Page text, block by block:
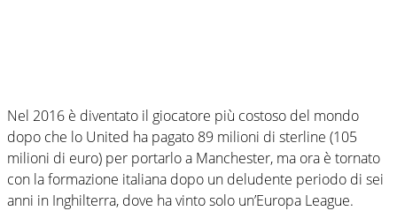
Nel 2016 è diventato il giocatore più costoso del mondo
dopo che lo United ha pagato 89 milioni di sterline (105
milioni di euro) per portarlo a Manchester, ma ora è tornato
con la formazione italiana dopo un deludente periodo di sei
anni in Inghilterra, dove ha vinto solo un’Europa League.